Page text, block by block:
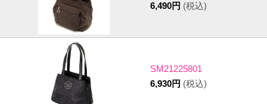
6,490円 (税込)
SM21225801
6,930円 (税込)